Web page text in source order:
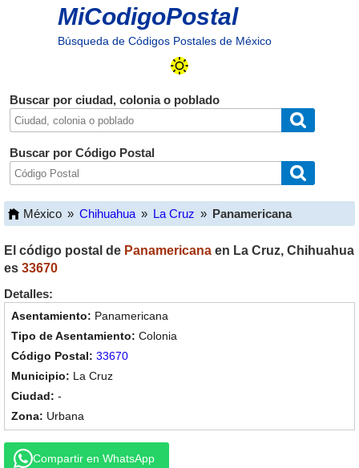
MiCodigoPostal
Búsqueda de Códigos Postales de México
Buscar por ciudad, colonia o poblado
Buscar por Código Postal
México » Chihuahua » La Cruz » Panamericana
El código postal de Panamericana en La Cruz, Chihuahua
es 33670
Detalles:
Panamericana
Colonia
33670
La Cruz
-
Urbana
Compartir en WhatsApp